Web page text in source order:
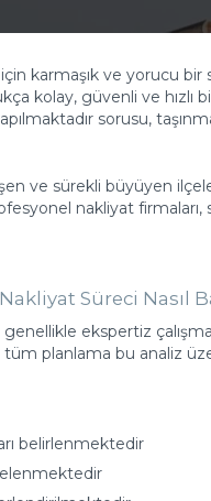
karmaşık ve yorucu
kolay, güvenli ve
sorusu,
ve sürekli büyüyen
nakliyat firmaları,
Süreci Nasıl
ekspertiz
tüm planlama bu analiz
belirlenmektedir